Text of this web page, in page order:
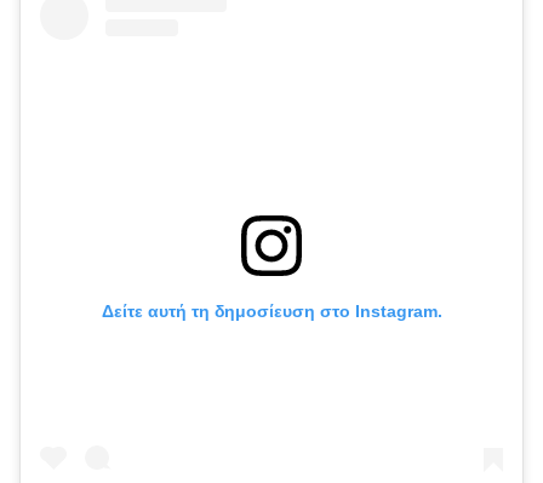
Δείτε αυτή τη δημοσίευση στο Instagram.